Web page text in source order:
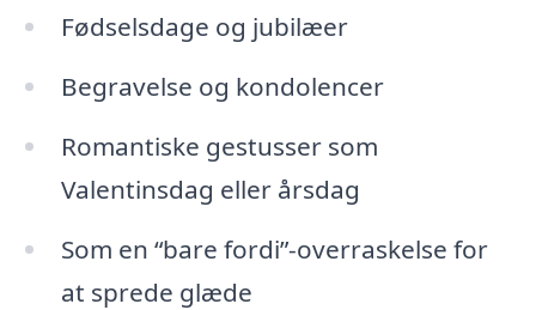
Fødselsdage og jubilæer
Begravelse og kondolencer
Romantiske gestusser som
Valentinsdag eller årsdag
Som en “bare fordi”-overraskelse for
at sprede glæde